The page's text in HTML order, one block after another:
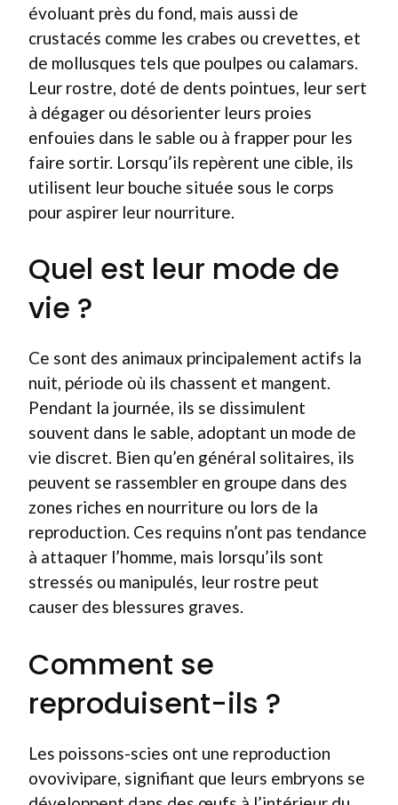
évoluant près du fond, mais aussi de
crustacés comme les crabes ou crevettes, et
de mollusques tels que poulpes ou calamars.
Leur rostre, doté de dents pointues, leur sert
à dégager ou désorienter leurs proies
enfouies dans le sable ou à frapper pour les
faire sortir. Lorsqu’ils repèrent une cible, ils
utilisent leur bouche située sous le corps
pour aspirer leur nourriture.
Quel est leur mode de
vie ?
Ce sont des animaux principalement actifs la
nuit, période où ils chassent et mangent.
Pendant la journée, ils se dissimulent
souvent dans le sable, adoptant un mode de
vie discret. Bien qu’en général solitaires, ils
peuvent se rassembler en groupe dans des
zones riches en nourriture ou lors de la
reproduction. Ces requins n’ont pas tendance
à attaquer l’homme, mais lorsqu’ils sont
stressés ou manipulés, leur rostre peut
causer des blessures graves.
Comment se
reproduisent-ils ?
Les poissons-scies ont une reproduction
ovovivipare, signifiant que leurs embryons se